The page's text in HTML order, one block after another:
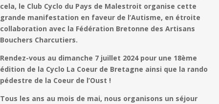
cela, le Club Cyclo du Pays de Malestroit organise cette
grande manifestation en faveur de l’Autisme, en étroite
collaboration avec la Fédération Bretonne des Artisans
Bouchers Charcutiers.
Rendez-vous au dimanche 7 juillet 2024 pour une 18ème
édition de la Cyclo La Coeur de Bretagne ainsi que la rando
pédestre de la Coeur de l’Oust !
Tous les ans au mois de mai, nous organisons un séjour